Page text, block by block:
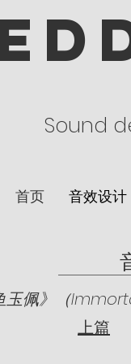
Sound
首页 音效设计
玉佩》（
上篇